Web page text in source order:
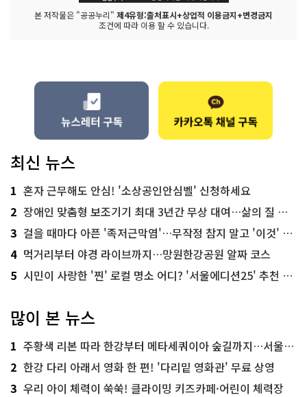
본 저작물은 "공공누리" 제4유형:출처표시+상업적 이용금지+변경금지
조건에 따라 이용 할 수 있습니다.
최신 뉴스
1 혼자 근무해도 안심! '소상공인안심벨' 신청하세요
2 장애인 맞춤형 보조기기 최대 3년간 무상 대여…삶의 질 높인다
3 걸을 때마다 아픈 '족저근막염'…무작정 참지 말고 '이것' 해보세요!
4 먹거리부터 야경 라이브까지…망원한강공원 알짜 코스
5 시민이 사랑한 '찐' 로컬 명소 어디? '서울에디션25' 추천 코스
많이 본 뉴스
1 주황색 리본 따라 한강부터 메타세쿼이아 숲길까지…서울둘레길 15코스
2 한강 다리 아래서 영화 한 편! '다리밑 영화관' 무료 상영
3 우리 아이 체력이 쑥쑥! 클라이밍 키즈카페·어린이 체력장